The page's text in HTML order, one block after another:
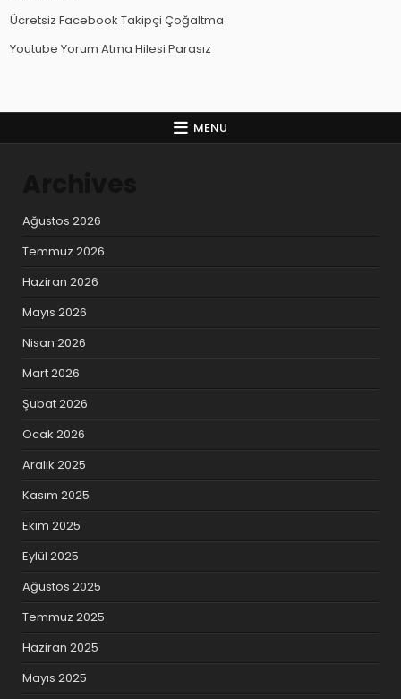
Ücretsiz Facebook Takipçi Çoğaltma
Youtube Yorum Atma Hilesi Parasız
MENU
Ağustos 2026
Temmuz 2026
Haziran 2026
Mayıs 2026
Nisan 2026
Mart 2026
Şubat 2026
Ocak 2026
Aralık 2025
Kasım 2025
Ekim 2025
Eylül 2025
Ağustos 2025
Temmuz 2025
Haziran 2025
Mayıs 2025